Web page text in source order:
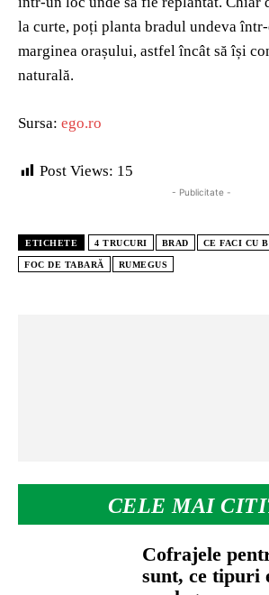
CELE MAI
Cofrajele
sunt, ce tipuri
la curte, poți planta bradul undeva
marginea orașului, astfel încât să își
naturală.
Sursa: ego.ro
Post Views: 15
- Publicitate -
ETICHETE 4 TRUCURI BRAD CE FACI CU
FOC DE TABARĂ RUMEGUS